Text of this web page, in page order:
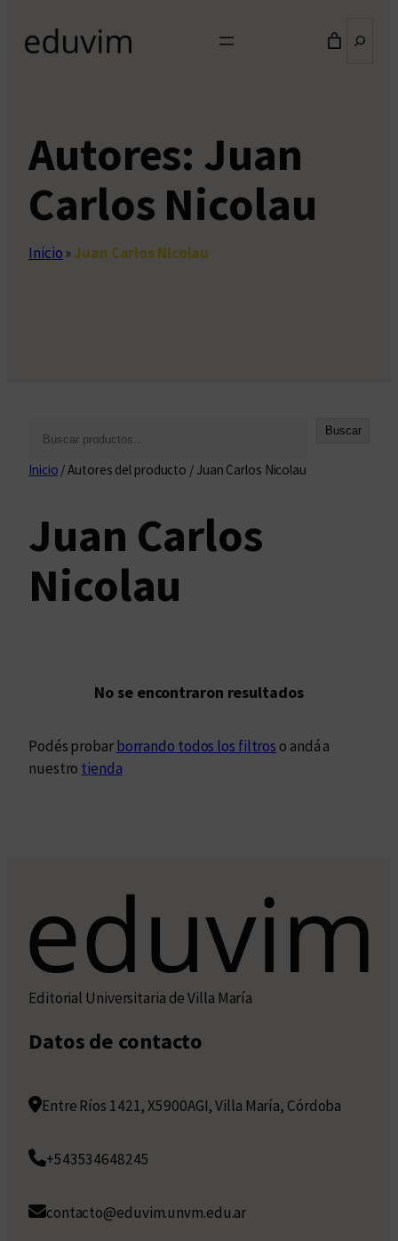
Autores: Juan
Carlos Nicolau
Inicio»Juan Carlos Nicolau
s
r
Buscar
Inicio / Autores del producto / Juan Carlos Nicolau
Juan Carlos
Nicolau
No se encontraron resultados
Podés probarborrando todos los filtros o andá a
nuestro tienda
Editorial Universitaria de Villa María
Datos de contacto
Entre Ríos 1421, X5900AGI, Villa María, Córdoba
+543534648245
contacto@eduvim.unvm.edu.ar